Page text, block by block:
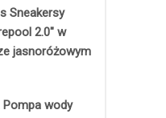
Sneakersy
2.0" w
jasnoróżowym
Pompa wody